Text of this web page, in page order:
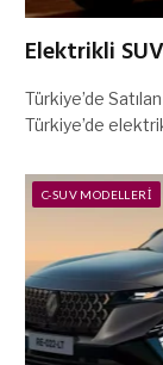
Elektrikli
Türkiye’de
Türkiye’de
C-SUV MODELLERI